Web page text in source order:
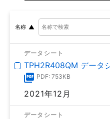
名称
データシート
TPH2R408QM データ
PDF: 753KB
2021年12月
データシート